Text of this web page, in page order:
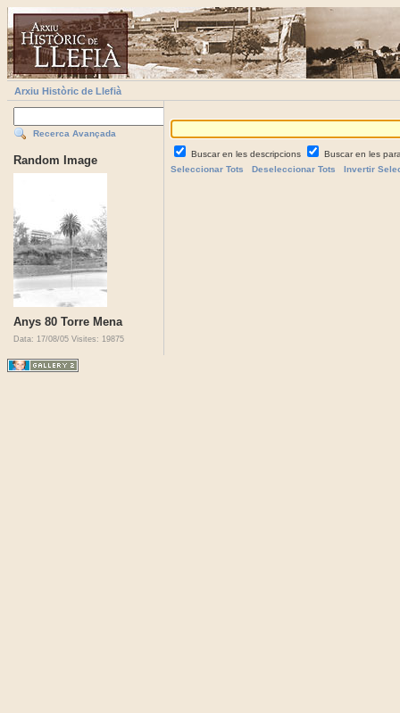
Arxiu Històric de Llefià
Recerca Avançada
Random Image
Anys 80 Torre Mena
Data: 17/08/05 Visites: 19875
Buscar en les descripcions
Buscar en les
Seleccionar Tots
Deseleccionar Tots Invertir